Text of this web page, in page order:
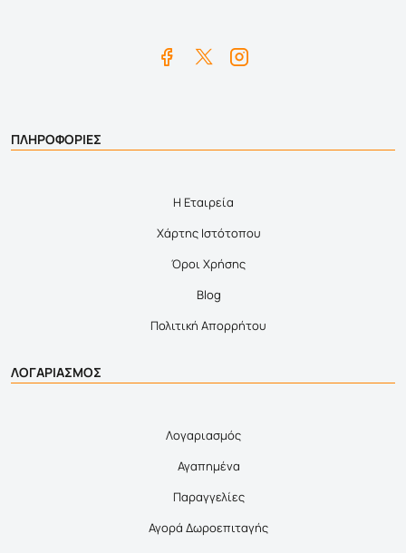
ΠΛΗΡΟΦΟΡΙΕΣ
Η Εταιρεία
Χάρτης Ιστότοπου
Όροι Χρήσης
Blog
Πολιτική Απορρήτου
ΛΟΓΑΡΙΑΣΜΟΣ
Λογαριασμός
Αγαπημένα
Παραγγελίες
Αγορά Δωροεπιταγής